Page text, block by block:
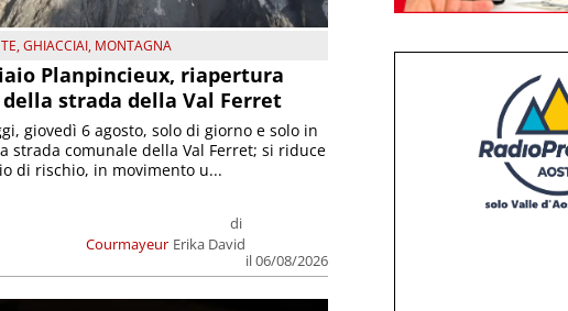
,GHIACCIAI, MONTAGNA
Planpincieux, riapertura
strada della Val Ferret
Courmayeur
di
Erika David
il 06/08/2026
giovedì 6 agosto, solo di giorno e solo in
strada comunale della Val Ferret; si riduce
di rischio, in movimento u...